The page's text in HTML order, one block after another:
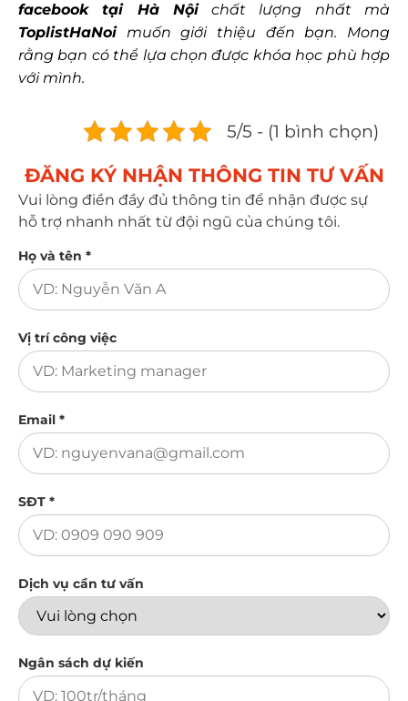
facebook tại Hà Nộichất lượng nhất mà
ToplistHaNoimuốn giới thiệu đến bạn. Mong
rằng bạn có thể lựa chọn được khóa học phù hợp
với mình.
5/5 - (1 bình chọn)
ĐĂNG KÝ NHẬN THÔNG TIN TƯ VẤN​
Vui lòng điền đầy đủ thông tin để nhận được sự
hỗ trợ nhanh nhất từ đội ngũ của chúng tôi.
Họ và tên *
Vị trí công việc
Email *
SĐT *
Dịch vụ cần tư vấn
Ngân sách dự kiến